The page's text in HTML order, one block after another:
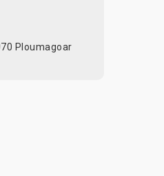
Ploumagoar